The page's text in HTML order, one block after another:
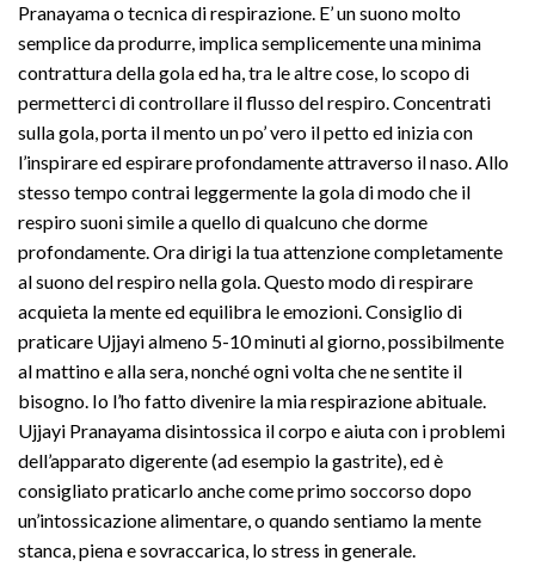
Pranayama o tecnica di respirazione. E’ un suono molto
semplice da produrre, implica semplicemente una minima
contrattura della gola ed ha, tra le altre cose, lo scopo di
permetterci di controllare il flusso del respiro. Concentrati
sulla gola, porta il mento un po’ vero il petto ed inizia con
l’inspirare ed espirare profondamente attraverso il naso. Allo
stesso tempo contrai leggermente la gola di modo che il
respiro suoni simile a quello di qualcuno che dorme
profondamente. Ora dirigi la tua attenzione completamente
al suono del respiro nella gola. Questo modo di respirare
acquieta la mente ed equilibra le emozioni. Consiglio di
praticare Ujjayi almeno 5-10 minuti al giorno, possibilmente
al mattino e alla sera, nonché ogni volta che ne sentite il
bisogno. Io l’ho fatto divenire la mia respirazione abituale.
Ujjayi Pranayama disintossica il corpo e aiuta con i problemi
dell’apparato digerente (ad esempio la gastrite), ed è
consigliato praticarlo anche come primo soccorso dopo
un’intossicazione alimentare, o quando sentiamo la mente
stanca, piena e sovraccarica, lo stress in generale.